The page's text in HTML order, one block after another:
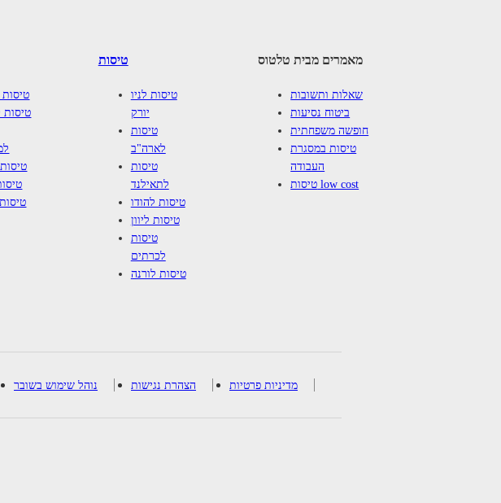
טיסות
טיסות
טיסות
טיסות לניו
יורק
טיסות
לארה"ב
טיסות
לתאילנד
טיסות להודו
טיסות ליוון
טיסות
לכרתים
טיסות לורנה
מאמרים מבית טלטוס
שאלות ותשובות
ביטוח נסיעות
חופשה משפחתית
טיסות במסגרת
העבודה
טיסות low cost
נוהל שימוש בשובר הצהרת נגישות מדיניות פרטיות